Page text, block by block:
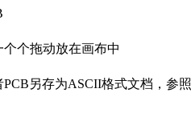
个拖动放在画布中
另存为ASCII格式文档，参照